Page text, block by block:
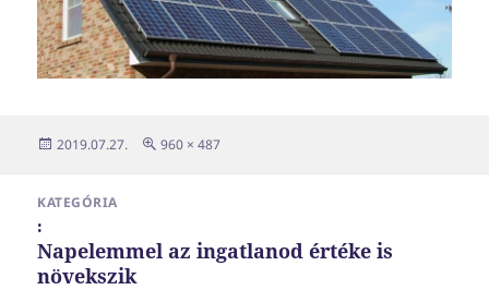
Közzétéve
2019.07.27.
Teljes
960 × 487
navigációKATEGÓRIA
:
Napelemmel az ingatlanod értéke is
növekszik